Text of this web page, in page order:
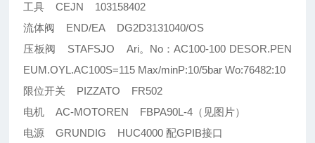
工具 CEJN 103158402
流体阀 END/EA DG2D3131040/OS
压板阀 STAFSJO Ari。No：AC100-100 DESOR.PEN
EUM.OYL.AC100S=115 Max/minP:10/5bar Wo:76482:10
限位开关 PIZZATO FR502
电机 AC-MOTOREN FBPA90L-4（见图片）
电源 GRUNDIG HUC4000 配GPIB接口